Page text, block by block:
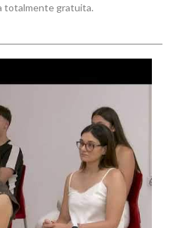
totalmente gratuita.